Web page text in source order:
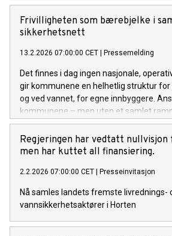
utsatte. Bare i juli 2025, da
Norge, omkom 15 personer i drukning.
Frivilligheten som bærebjelke i
sikkerhetsnett
13.2.2026 07:00:00 CET Pressemelding
Det finnes i dag ingen nasjonale,
gir kommunene en helhetlig struktur for
og ved vannet, for egne innbyggere.
kommunene – men uten et samlet
gjennomføring. Nå trer frivilligheten inn
innovasjonspartner.
Regjeringen har vedtatt nullvisjon
men har kuttet all finansiering.
2.2.2026 07:00:00 CET Presseinvitasjon
Nå samles landets fremste livrednings-
vannsikkerhetsaktører i Horten